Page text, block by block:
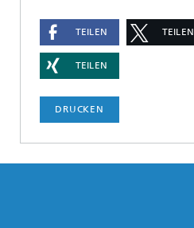
TEILEN TEILEN
TEILEN
DRUCKEN